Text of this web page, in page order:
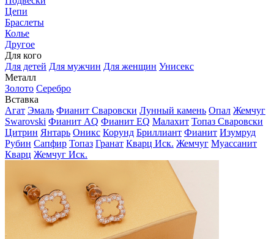
Цепи
Браслеты
Колье
Другое
Для кого
Для детей Для мужчин Для женщин Унисекс
Металл
Золото Серебро
Вставка
Агат Эмаль Фианит Сваровски Лунный камень Опал Жемчуг
Swarovski Фианит AQ Фианит EQ Малахит Топаз Сваровски
Цитрин Янтарь Оникс Корунд Бриллиант Фианит Изумруд
Рубин Сапфир Топаз Гранат Кварц Иск. Жемчуг Муассанит
Кварц Жемчуг Иск.